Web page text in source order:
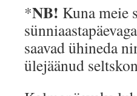
*NB! Kuna meie
saavad ühineda
ülejäänud